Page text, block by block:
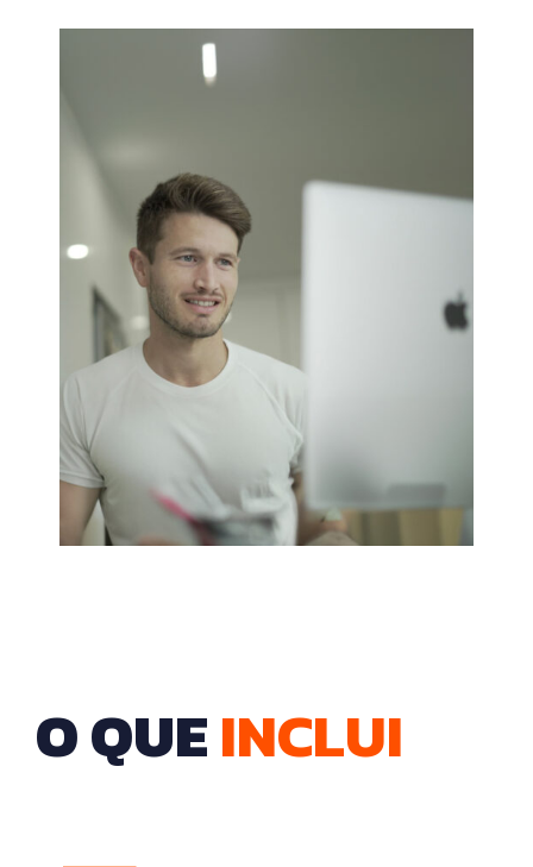
por mim
evolução
disponível o email e watsapppara
retirar dúvidas que surjam.
O QUEINCLUI